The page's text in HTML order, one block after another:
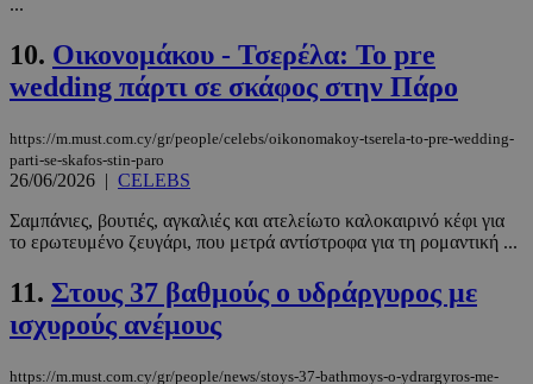
...
10. Οικονομάκου - Τσερέλα: Το pre
wedding πάρτι σε σκάφος στην Πάρο
https://m.must.com.cy/gr/people/celebs/oikonomakoy-tserela-to-pre-wedding-
parti-se-skafos-stin-paro
26/06/2026 | CELEBS
Σαμπάνιες, βουτιές, αγκαλιές και ατελείωτο καλοκαιρινό κέφι για
το ερωτευμένο ζευγάρι, που μετρά αντίστροφα για τη ρομαντική ...
11. Στους 37 βαθμούς ο υδράργυρος με
ισχυρούς ανέμους
https://m.must.com.cy/gr/people/news/stoys-37-bathmoys-o-ydrargyros-me-